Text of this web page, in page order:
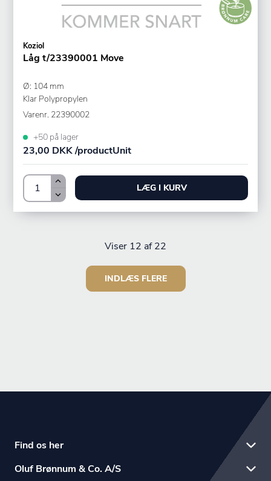
Koziol
Låg t/23390001 Move
Ø: 104 mm
Klar Polypropylen
Varenr. 22390002
+50 på lager
23,00 DKK /productUnit
LÆG I KURV
Viser 12 af 22
INDLÆS FLERE
Find os her
Oluf Brønnum & Co. A/S